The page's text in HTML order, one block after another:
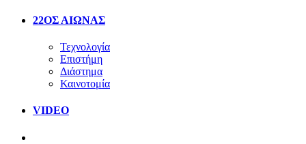
22ΟΣ ΑΙΩΝΑΣ
Τεχνολογία
Επιστήμη
Διάστημα
Καινοτομία
VIDEO